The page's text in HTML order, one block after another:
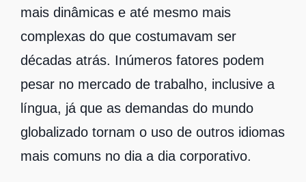
mais dinâmicas e até mesmo mais
complexas do que costumavam ser
décadas atrás. Inúmeros fatores podem
pesar no mercado de trabalho, inclusive a
língua, já que as demandas do mundo
globalizado tornam o uso de outros idiomas
mais comuns no dia a dia corporativo.